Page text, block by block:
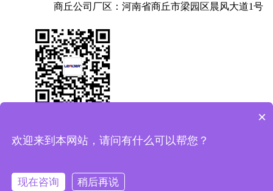
商丘公司厂区：河南省商丘市梁园区晨风大道1号
Copyright © 2025 利菲尔特（商标：菲瑞达） 版权所有
号：豫ICP备11005909号-11
×
欢迎来到本网站，请问有什么可以帮您？
现在咨询 稍后再说